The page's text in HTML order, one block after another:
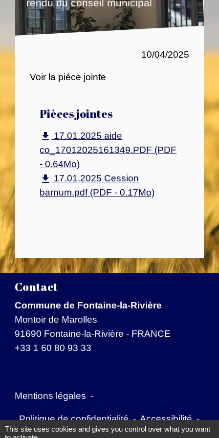
rendu du conseil municipal
10/04/2025
Voir la piéce jointe
Pièces jointes
file_download 17.01.2025 aide
co_17012025161349.PDF (PDF
- 0.64Mo)
file_download 17.01.2025 Cession
barnum.pdf (PDF - 0.17Mo)
Contact
Commune de Fontaine-la-Rivière
Montoir de Marolles
91690 Fontaine-la-Rivière - FRANCE
+33 1 60 80 93 33
Mentions légales -
Politique de confidentialité - Accessibilité -
This site uses cookies and gives you control over what you want